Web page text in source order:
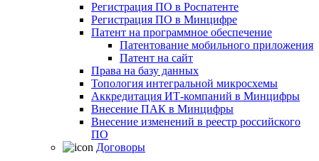
Регистрация ПО в Роспатенте
Регистрация ПО в Минцифре
Патент на программное обеспечение
Патентование мобильного приложения
Патент на сайт
Права на базу данных
Топология интегральной микросхемы
Аккредитация ИТ-компаний в Минцифры
Внесение ПАК в Минцифры
Внесение изменений в реестр российского
ПО
Договоры